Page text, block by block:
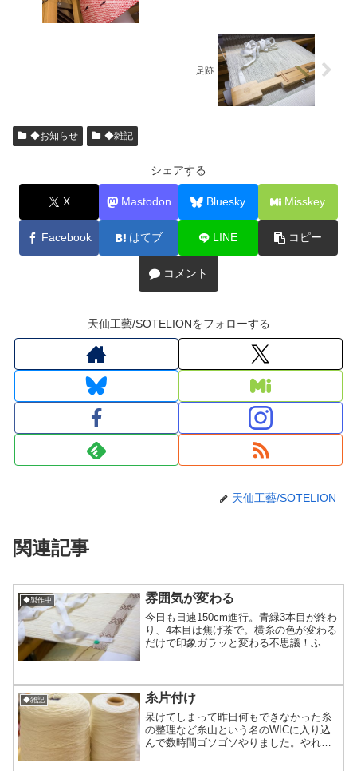
足跡
◆お知らせ ◆雑記
シェアする
X Mastodon Bluesky Misskey
Facebook はてブ LINE コピー
コメント
天仙工藝/SOTELIONをフォローする
天仙工藝/SOTELION
関連記事
◆製作中 雰囲気が変わる
今日も日速150cm進行。青緑3本目が終わ
り、4本目は焦げ茶で。横糸の色が変わる
だけで印象ガラッと変わる不思議！ふわ
想定...
◆雑記 糸片付け
呆けてしまって昨日何もできなかった糸
の整理など糸山という名のWICに入り込
んで数時間ゴソゴソやりました。やれば